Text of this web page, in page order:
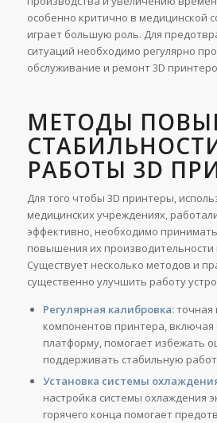
особенно критично в медицинской
играет большую роль. Для
ситуаций необходимо регулярно
обслуживание и ремонт 3D
МЕТОДЫ
РАБОТЫ 3D
Для того чтобы 3D принтеры,
медицинских учреждениях,
эффективно, необходимо
повышения их производительности
Существует несколько методов и
существенно улучшить работу
Регулярная калибровка:точная
компонентов принтера, включая
платформу, помогает избежать
поддерживать стабильную
Установка системы
настройка системы охлаждения
горячего конца помогает